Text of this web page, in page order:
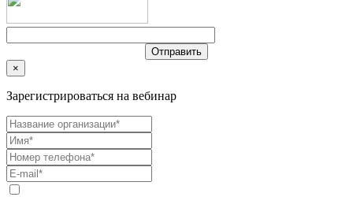
×
Зарегистрироваться на вебинар